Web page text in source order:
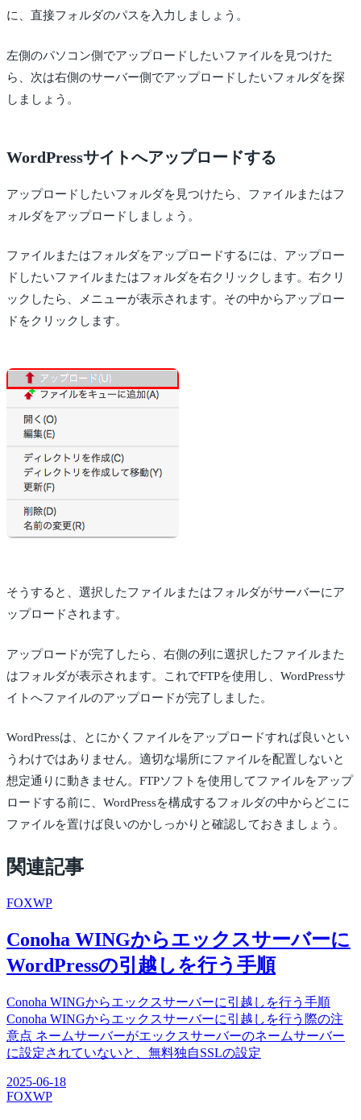
に、直接フォルダのパスを入力しましょう。
左側のパソコン側でアップロードしたいファイルを見つけた
ら、次は右側のサーバー側でアップロードしたいフォルダを探
しましょう。
WordPressサイトへアップロードする
アップロードしたいフォルダを見つけたら、ファイルまたはフ
ォルダをアップロードしましょう。
ファイルまたはフォルダをアップロードするには、アップロー
ドしたいファイルまたはフォルダを右クリックします。右クリ
ックしたら、メニューが表示されます。その中からアップロー
ドをクリックします。
そうすると、選択したファイルまたはフォルダがサーバーにア
ップロードされます。
アップロードが完了したら、右側の列に選択したファイルまた
はフォルダが表示されます。これでFTPを使用し、WordPressサ
イトへファイルのアップロードが完了しました。
WordPressは、とにかくファイルをアップロードすれば良いとい
うわけではありません。適切な場所にファイルを配置しないと
想定通りに動きません。FTPソフトを使用してファイルをアップ
ロードする前に、WordPressを構成するフォルダの中からどこに
ファイルを置けば良いのかしっかりと確認しておきましょう。
関連記事
FOXWP
Conoha WINGからエックスサーバーに
WordPressの引越しを行う手順
Conoha WINGからエックスサーバーに引越しを行う手順
Conoha WINGからエックスサーバーに引越しを行う際の注
意点 ネームサーバーがエックスサーバーのネームサーバー
に設定されていないと、無料独自SSLの設定
2025-06-18
FOXWP